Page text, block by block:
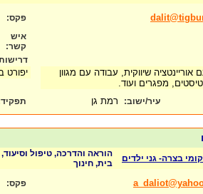
פקס:
איש
קשר:
שיווקית, עבודה עם מגוון
מפגרים ועוד.
יפורט
עיר/ישוב: רמת גן
בצרה- גני ילדים
הוראה והדרכה, טיפול
בית, חינוך
פקס: